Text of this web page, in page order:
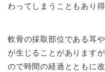
わってしまうこともあり得
軟骨の採取部位である耳
が生じることがあります
ので時間の経過とともに